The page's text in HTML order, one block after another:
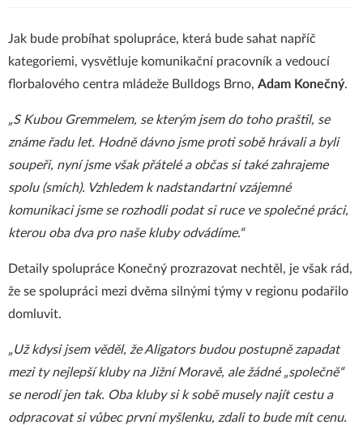
Jak bude probíhat spolupráce, která bude sahat napříč
kategoriemi, vysvětluje komunikační pracovník a vedoucí
florbalového centra mládeže Bulldogs Brno, Adam Konečný.
„S Kubou Gremmelem, se kterým jsem do toho praštil, se
známe řadu let. Hodně dávno jsme proti sobě hrávali a byli
soupeři, nyní jsme však přátelé a občas si také zahrajeme
spolu (smích). Vzhledem k nadstandartní vzájemné
komunikaci jsme se rozhodli podat si ruce ve společné práci,
kterou oba dva pro naše kluby odvádíme.“
Detaily spolupráce Konečný prozrazovat nechtěl, je však rád,
že se spolupráci mezi dvěma silnými týmy v regionu podařilo
domluvit.
„Už kdysi jsem věděl, že Aligators budou postupně zapadat
mezi ty nejlepší kluby na Jižní Moravě, ale žádné „společně“
se nerodí jen tak. Oba kluby si k sobě musely najít cestu a
odpracovat si vůbec první myšlenku, zdali to bude mít cenu.